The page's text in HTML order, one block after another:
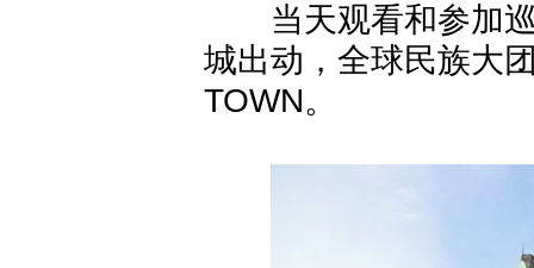
当天观看和参加巡
城出动，全球民族大
TOWN。